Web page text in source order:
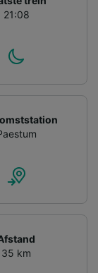
21:08
35 km
De
en
en